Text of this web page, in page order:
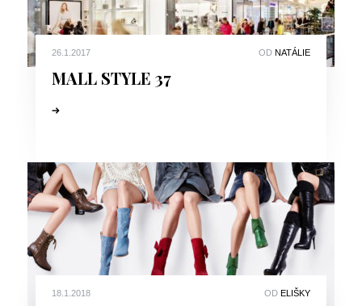
26.1.2017 OD NATÁLIE
MALL STYLE 37
18.1.2018 OD ELIŠKY